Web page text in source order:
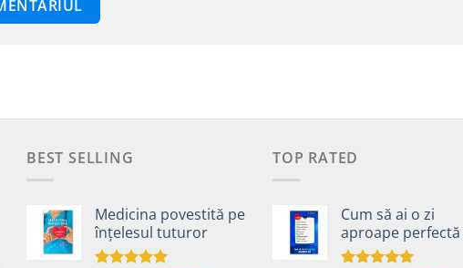
BEST SELLING
Medicina povestită pe
înțelesul tuturor
TOP RATED
Cum să ai o zi
aproape perfectă